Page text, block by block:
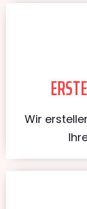
Wir